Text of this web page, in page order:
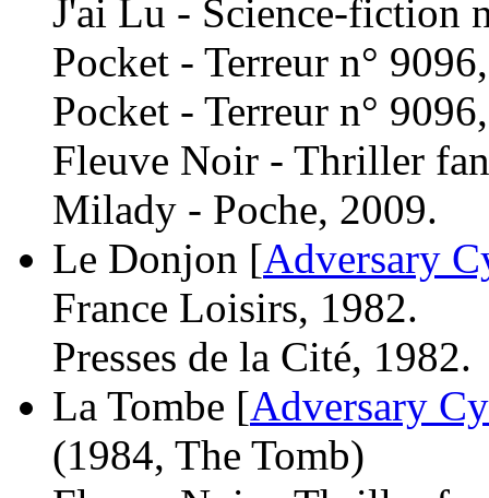
J'ai Lu - Science-fiction
Pocket - Terreur n°
Pocket - Terreur n°
Fleuve Noir - Thriller
Milady - Poche, 2009.
Le Donjon [Adversary
France Loisirs, 1982.
Presses de la Cité, 1982.
La Tombe [Adversary
(1984, The Tomb)